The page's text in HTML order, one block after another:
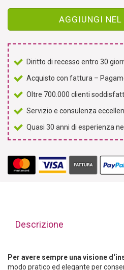
AGGIUNGI NEL
Diritto di recesso entro 30
Acquisto con fattura –
Oltre 700.000 clienti
Servizio e consulenza
Quasi 30 anni di esperienza
Descrizione
Per avere sempre una visione
modo pratico ed elegante per